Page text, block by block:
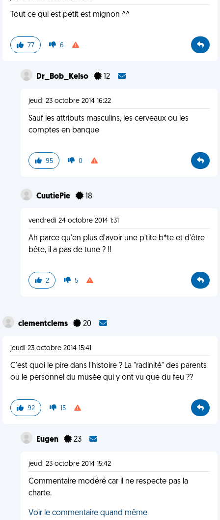
Tout ce qui est petit est mignon ^^
77 6
Dr_Bob_Kelso 12
jeudi 23 octobre 2014 16:22
Sauf les attributs masculins, les cerveaux ou les
comptes en banque
95 0
CuutiePie 18
vendredi 24 octobre 2014 1:31
Ah parce qu'en plus d'avoir une p'tite b*te et d'être
bête, il a pas de tune ? !!
2 5
clementclems 20
jeudi 23 octobre 2014 15:41
C'est quoi le pire dans l'histoire ? La "radinité" des parents
ou le personnel du musée qui y ont vu que du feu ??
92 15
Eugen 23
jeudi 23 octobre 2014 15:42
Commentaire modéré car il ne respecte pas la
charte.
Voir le commentaire quand même